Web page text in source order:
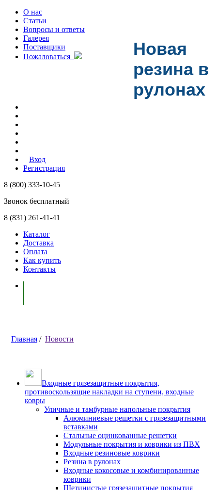
О нас
Статьи
Вопросы и ответы
Галерея
Поставщики
Пожаловаться
Вход
Регистрация
8 (800) 333-10-45
Звонок бесплатный
8 (831) 261-41-41
Каталог
Доставка
Оплата
Как купить
Контакты
Главная / Новости
Новая
резина в
рулонах
Входные грязезащитные покрытия,
противоскользящие накладки на ступени, входные
ковры
Уличные и тамбурные напольные покрытия
Алюминиевые решетки с грязезащитными
вставками
Стальные оцинкованные решетки
Модульные покрытия и коврики из ПВХ
Входные резиновые коврики
Резина в рулонах
Входные кокосовые и комбинированные
коврики
Щетинистые грязезащитные покрытия